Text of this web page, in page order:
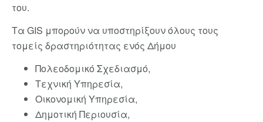
του.
Τα GIS μπορούν να υποστηρίξουν όλους τους
τομείς δραστηριότητας ενός Δήμου
Πολεοδομικό Σχεδιασμό,
Τεχνική Υπηρεσία,
Οικονομική Υπηρεσία,
Δημοτική Περιουσία,